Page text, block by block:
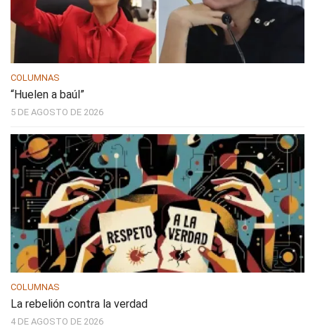
COLUMNAS
“Huelen a baúl”
5 DE AGOSTO DE 2026
COLUMNAS
La rebelión contra la verdad
4 DE AGOSTO DE 2026